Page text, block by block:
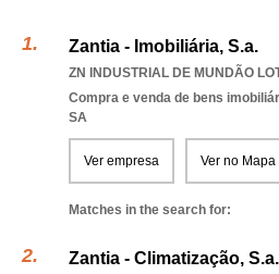
Zantia - Imobiliária, S.a.
ZN INDUSTRIAL DE MUNDÃO
Compra e venda de bens
SA
Ver empresa Ver no Mapa
Matches in the search for:
Zantia - Climatização, S.a.